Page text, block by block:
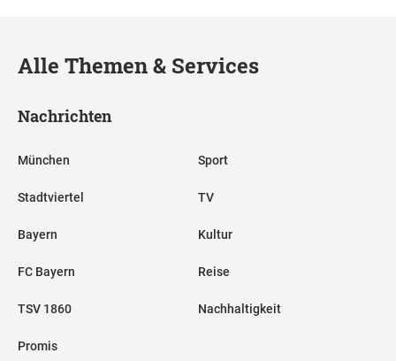
Alle Themen & Services
Nachrichten
München
Stadtviertel
Bayern
FC Bayern
TSV 1860
Promis
Sport
TV
Kultur
Reise
Nachhaltigkeit